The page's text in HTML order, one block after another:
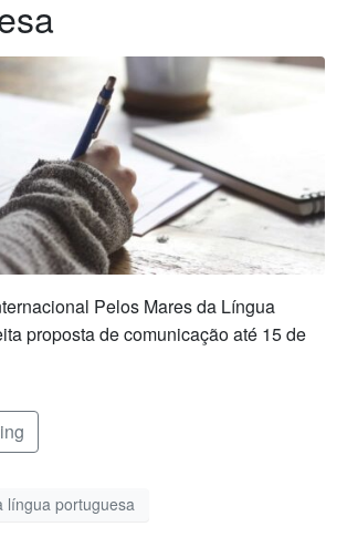
Pelos Mares da Língua
proposta de comunicação até 15 de
língua portuguesa